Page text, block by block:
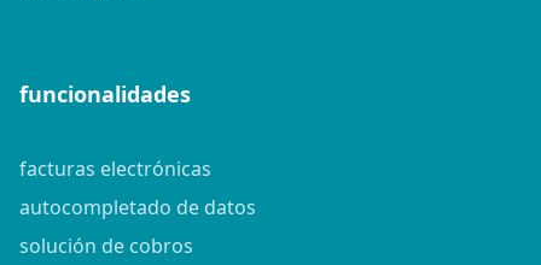
funcionalidades
facturas electrónicas
autocompletado de datos
solución de cobros